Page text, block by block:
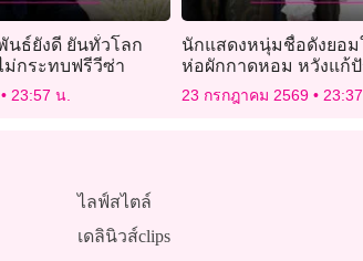
นธ์ยังดี ยันทั่วโลก
ไม่กระทบฟรีวีซ่า
23:57 น.
นักแสดงหนุ่มชื่อดังยอ
ห่อผักกาดหอม หวังแก้
23 กรกฎาคม 2569
ไลฟ์สไตล์
เดลินิวส์clips